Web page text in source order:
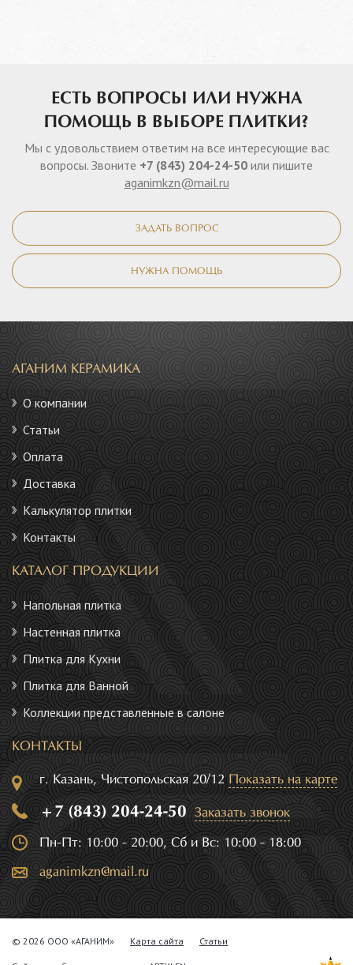
ЕСТЬ ВОПРОСЫ ИЛИ НУЖНА
ПОМОЩЬ В ВЫБОРЕ ПЛИТКИ?
Мы с удовольствием ответим на все интересующие вас
вопросы. Звоните +7 (843) 204-24-50 или пишите
aganimkzn@mail.ru
ЗАДАТЬ ВОПРОС
НУЖНА ПОМОЩЬ
АГАНИМ КЕРАМИКА
О компании
Статьи
Оплата
Доставка
Калькулятор плитки
Контакты
КАТАЛОГ ПРОДУКЦИИ
Напольная плитка
Настенная плитка
Плитка для Кухни
Плитка для Ванной
Коллекции представленные в салоне
КОНТАКТЫ
г. Казань, Чистопольская 20/12 Показать на карте
+7 (843) 204-24-50 Заказать звонок
Пн-Пт: 10:00 - 20:00, Сб и Вс: 10:00 - 18:00
aganimkzn@mail.ru
© 2026 ООО «АГАНИМ» Карта сайта Статьи